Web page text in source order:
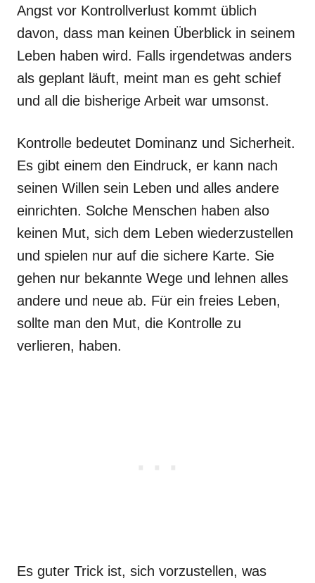
Angst vor Kontrollverlust kommt üblich
davon, dass man keinen Überblick in seinem
Leben haben wird. Falls irgendetwas anders
als geplant läuft, meint man es geht schief
und all die bisherige Arbeit war umsonst.
Kontrolle bedeutet Dominanz und Sicherheit.
Es gibt einem den Eindruck, er kann nach
seinen Willen sein Leben und alles andere
einrichten. Solche Menschen haben also
keinen Mut, sich dem Leben wiederzustellen
und spielen nur auf die sichere Karte. Sie
gehen nur bekannte Wege und lehnen alles
andere und neue ab. Für ein freies Leben,
sollte man den Mut, die Kontrolle zu
verlieren, haben.
Es guter Trick ist, sich vorzustellen, was